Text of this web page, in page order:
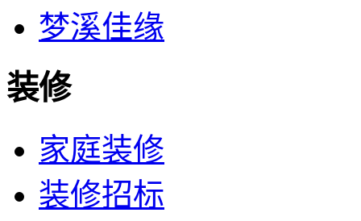
梦溪佳缘
装修
家庭装修
装修招标